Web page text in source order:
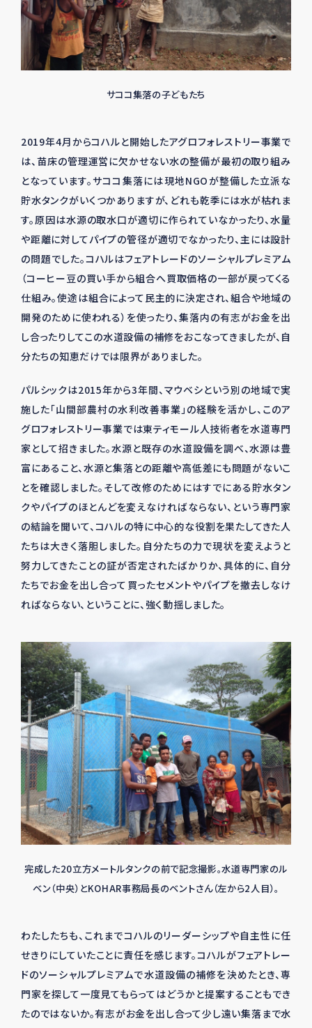
サココ集落の子どもたち
2019年4月からコハルと開始したアグロフォレストリー事業で
は、苗床の管理運営に欠かせない水の整備が最初の取り組み
となっています。サココ集落には現地NGOが整備した立派な
貯水タンクがいくつかありますが、どれも乾季には水が枯れま
す。原因は水源の取水口が適切に作られていなかったり、水量
や距離に対してパイプの管径が適切でなかったり、主には設計
の問題でした。コハルはフェアトレードのソーシャルプレミアム
（コーヒー豆の買い手から組合へ買取価格の一部が戻ってくる
仕組み。使途は組合によって民主的に決定され、組合や地域の
開発のために使われる）を使ったり、集落内の有志がお金を出
し合ったりしてこの水道設備の補修をおこなってきましたが、自
分たちの知恵だけでは限界がありました。
パルシックは2015年から3年間、マウベシという別の地域で実
施した「山間部農村の水利改善事業」の経験を活かし、このア
グロフォレストリー事業では東ティモール人技術者を水道専門
家として招きました。水源と既存の水道設備を調べ、水源は豊
富にあること、水源と集落との距離や高低差にも問題がないこ
とを確認しました。そして改修のためにはすでにある貯水タン
クやパイプのほとんどを変えなければならない、という専門家
の結論を聞いて、コハルの特に中心的な役割を果たしてきた人
たちは大きく落胆しました。自分たちの力で現状を変えようと
努力してきたことの証が否定されたばかりか、具体的に、自分
たちでお金を出し合って買ったセメントやパイプを撤去しなけ
ればならない、ということに、強く動揺しました。
完成した20立方メートルタンクの前で記念撮影。水道専門家のル
ベン（中央）とKOHAR事務局長のベントさん（左から2人目）。
わたしたちも、これまでコハルのリーダーシップや自主性に任
せきりにしていたことに責任を感じます。コハルがフェアトレー
ドのソーシャルプレミアムで水道設備の補修を決めたとき、専
門家を探して一度見てもらってはどうかと提案することもでき
たのではないか。有志がお金を出し合って少し遠い集落まで水